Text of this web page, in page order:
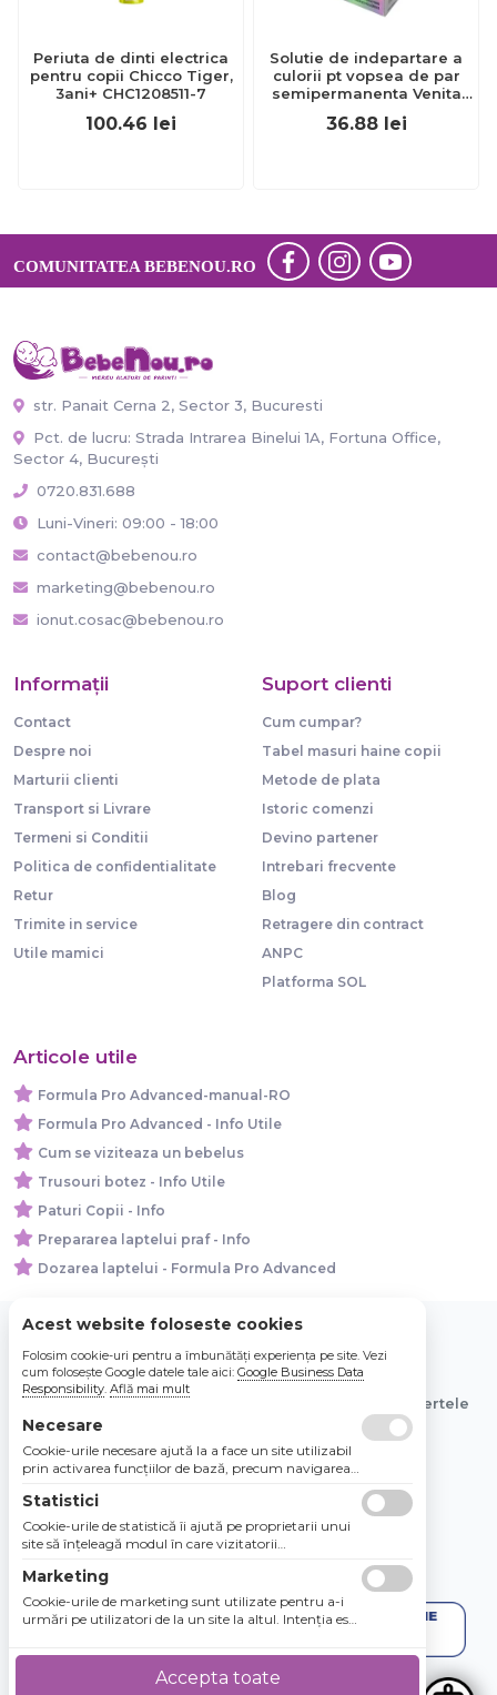
Periuta de dinti electrica
pentru copii Chicco Tiger,
3ani+ CHC1208511-7
100.46 lei
Solutie de indepartare a
culorii pt vopsea de par
semipermanenta Venita
Hair Color Remover, 115ml
15 ml
36.88 lei
COMUNITATEA BEBENOU.RO
str. Panait Cerna 2, Sector 3, Bucuresti
Pct. de lucru: Strada Intrarea Binelui 1A, Fortuna Office,
Sector 4, București
0720.831.688
Luni-Vineri: 09:00 - 18:00
contact@bebenou.ro
marketing@bebenou.ro
ionut.cosac@bebenou.ro
Informaţii
Contact
Despre noi
Marturii clienti
Transport si Livrare
Termeni si Conditii
Politica de confidentialitate
Retur
Trimite in service
Utile mamici
Suport clienti
Cum cumpar?
Tabel masuri haine copii
Metode de plata
Istoric comenzi
Devino partener
Intrebari frecvente
Blog
Retragere din contract
ANPC
Platforma SOL
Articole utile
Formula Pro Advanced-manual-RO
Formula Pro Advanced - Info Utile
Cum se viziteaza un bebelus
Trusouri botez - Info Utile
Paturi Copii - Info
Prepararea laptelui praf - Info
Dozarea laptelui - Formula Pro Advanced
© 2026 Bebe Nou Online Store SRL
Toate preturile sunt exprimate in lei si includ tva. Ofertele
sunt valabile in limita stocului disponibil.
Acest website foloseste cookies
Folosim cookie-uri pentru a îmbunătăți experiența pe site. Vezi
cum folosește Google datele tale aici: Google Business Data
Responsibility. Află mai mult
Necesare
Cookie-urile necesare ajută la a face un site utilizabil
prin activarea funcţiilor de bază, precum navigarea
Site-ul nu poate funcţiona corespunzător fără aceste
cookie-uri.
Statistici
Cookie-urile de statistică îi ajută pe proprietarii unui
site să înţeleagă modul în care vizitatorii
raportarea informaţiilor în mod anonim.
Marketing
Cookie-urile de marketing sunt utilizate pentru a-i
urmări pe utilizatori de la un site la altul. Intenţia este
utilizatorii individuali, aşadar ele sunt mai valoroase
pentru agenţiile de puiblicitate şi părţile terţe care se
Accepta toate